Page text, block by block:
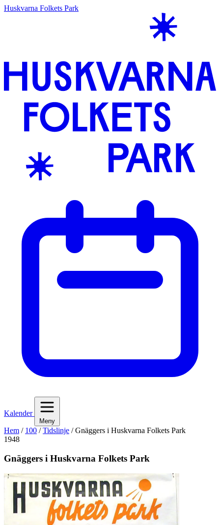
Huskvarna Folkets Park
Kalender
Meny
Hem / 100 /Tidslinje /Gnäggers i Huskvarna Folkets Park
1948
Gnäggers i Huskvarna Folkets Park